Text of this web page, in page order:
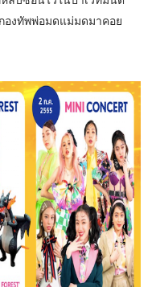
องทัพพ่อมดแม่มดมาคอย